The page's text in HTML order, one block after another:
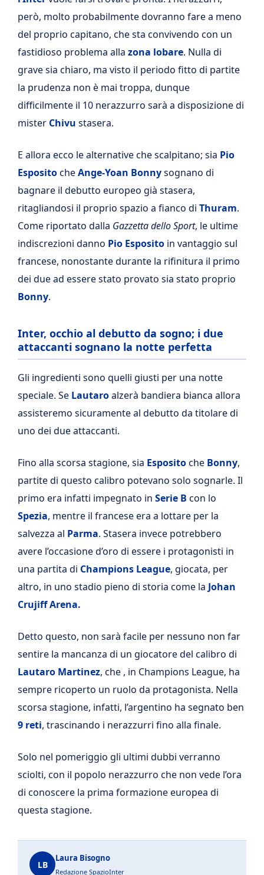
però, molto probabilmente dovranno fare a meno
del proprio capitano, che sta convivendo con un
fastidioso problema alla zona lobare. Nulla di
grave sia chiaro, ma visto il periodo fitto di partite
la prudenza non è mai troppa, dunque
difficilmente il 10 nerazzurro sarà a disposizione di
mister Chivu stasera.
E allora ecco le alternative che scalpitano; sia Pio
EspositocheAnge-Yoan Bonnysognano di
bagnare il debutto europeo già stasera,
ritagliandosi il proprio spazio a fianco di Thuram.
Come riportato dalla Gazzetta dello Sport, le ultime
indiscrezioni danno Pio Esposito in vantaggio sul
francese, nonostante durante la rifinitura il primo
dei due ad essere stato provato sia stato proprio
Bonny.
Inter, occhio al debutto da sogno; i due
attaccanti sognano la notte perfetta
Gli ingredienti sono quelli giusti per una notte
speciale. Se Lautaroalzerà bandiera bianca allora
assisteremo sicuramente al debutto da titolare di
uno dei due attaccanti.
Fino alla scorsa stagione, sia Espositoche Bonny,
partite di questo calibro potevano solo sognarle. Il
primo era infatti impegnato in Serie B con lo
Spezia, mentre il francese era a lottare per la
salvezza al Parma. Stasera invece potrebbero
avere l’occasione d’oro di essere i protagonisti in
una partita di Champions League, giocata, per
altro, in uno stadio pieno di storia come la Johan
Crujiff Arena.
Detto questo, non sarà facile per nessuno non far
sentire la mancanza di un giocatore del calibro di
Lautaro Martinez, che , in Champions League, ha
sempre ricoperto un ruolo da protagonista. Nella
scorsa stagione, infatti, l’argentino ha segnato ben
9 reti, trascinando i nerazzurri fino alla finale.
Solo nel pomeriggio gli ultimi dubbi verranno
sciolti, con il popolo nerazzurro che non vede l’ora
di conoscere la prima formazione europea di
questa stagione.
LB
Laura Bisogno
Redazione SpazioInter